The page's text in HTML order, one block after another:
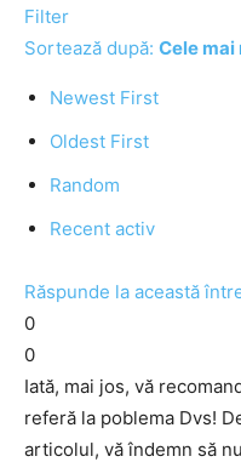
Filter
Sortează după: Cele
Newest First
Oldest First
Random
Recent activ
Răspunde la această
0
0
Iată, mai jos, vă
referă la poblema Dvs!
articolul, vă îndemn să